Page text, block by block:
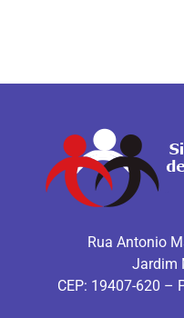
Rua Antonio
Jardim
CEP: 19407-620 –